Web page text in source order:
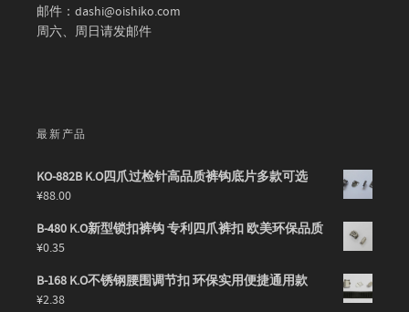
邮件：dashi@oishiko.com
周六、周日请发邮件
最新产品
KO-882B K.O四爪过检针高品质裤钩底片多款可选
¥88.00
B-480 K.O新型锁扣裤钩 专利四爪裤扣 欧美环保品质
¥0.35
B-168 K.O不锈钢腰围调节扣 环保实用便捷通用款
¥2.38